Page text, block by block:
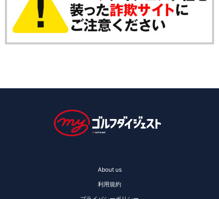
About us
利用規約